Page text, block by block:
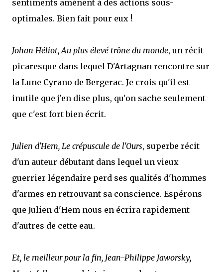
sentiments amènent à des actions sous-
optimales. Bien fait pour eux !
Johan Héliot, Au plus élevé trône du monde, un récit
picaresque dans lequel D'Artagnan rencontre sur
la Lune Cyrano de Bergerac. Je crois qu'il est
inutile que j'en dise plus, qu'on sache seulement
que c'est fort bien écrit.
Julien d'Hem, Le crépuscule de l'Ours, superbe récit
d'un auteur débutant dans lequel un vieux
guerrier légendaire perd ses qualités d'hommes
d'armes en retrouvant sa conscience. Espérons
que Julien d'Hem nous en écrira rapidement
d'autres de cette eau.
Et, le meilleur pour la fin, Jean-Philippe Jaworsky,